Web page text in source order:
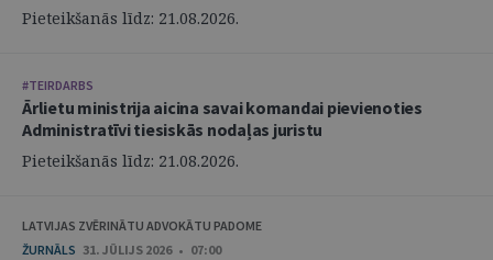
Pieteikšanās līdz: 21.08.2026.
#TEIRDARBS
Ārlietu ministrija aicina savai komandai pievienoties
Administratīvi tiesiskās nodaļas juristu
Pieteikšanās līdz: 21.08.2026.
LATVIJAS ZVĒRINĀTU ADVOKĀTU PADOME
ŽURNĀLS 31. JŪLIJS 2026 • 07:00